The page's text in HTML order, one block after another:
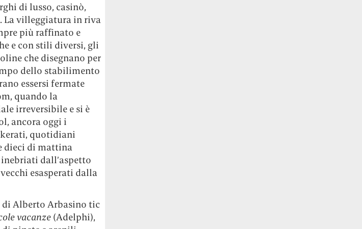
di lusso, casinò,
La villeggiatura in riva
più raffinato e
e con stili diversi, gli
che disegnano per
dello stabilimento
essersi fermate
quando la
irreversibile e si è
ancora oggi i
quotidiani
dieci di mattina
dall’aspetto
esasperati dalla
di Alberto Arbasino tic
vacanze (Adelphi),